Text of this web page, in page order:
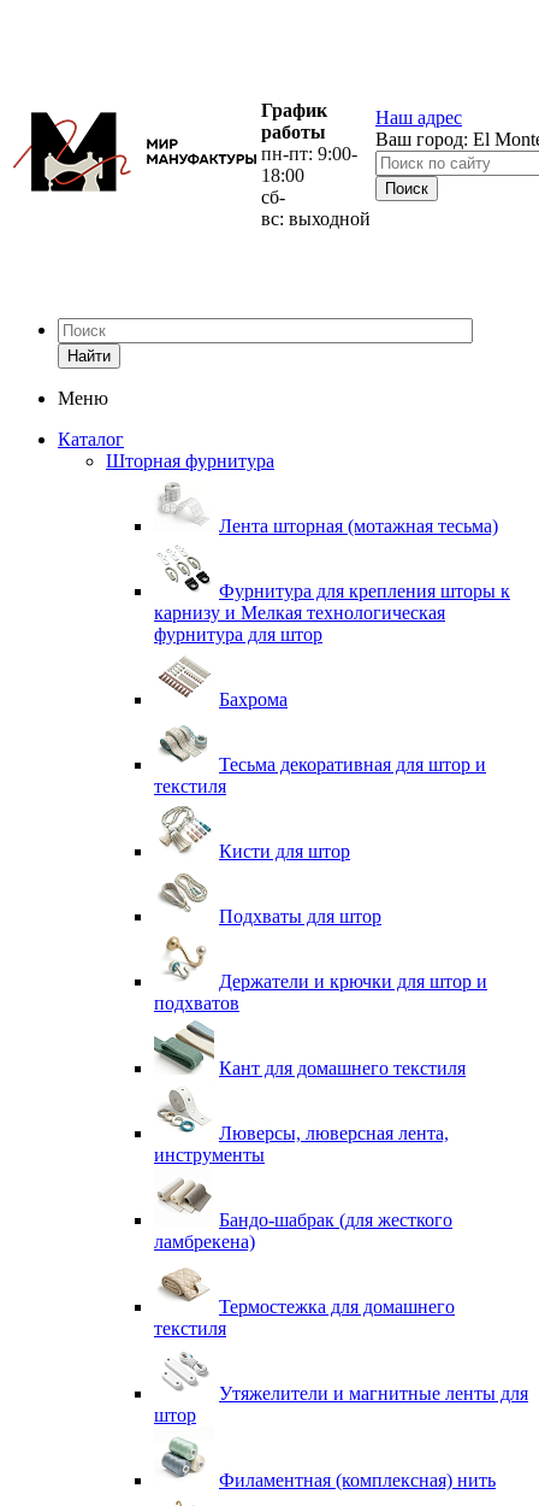
График
работы
пн-пт: 9:00-
18:00
сб-
вс: выходной
Наш адрес
Ваш город: El
Найти
Меню
Каталог
Шторная фурнитура
Лента шторная (мотажная тесьма)
Фурнитура для крепления шторы к
карнизу и Мелкая технологическая
фурнитура для штор
Бахрома
Тесьма декоративная для штор и
текстиля
Кисти для штор
Подхваты для штор
Держатели и крючки для штор и
подхватов
Кант для домашнего текстиля
Люверсы, люверсная лента,
инструменты
Бандо-шабрак (для жесткого
ламбрекена)
Термостежка для домашнего
текстиля
Утяжелители и магнитные ленты для
штор
Филаментная (комплексная) нить